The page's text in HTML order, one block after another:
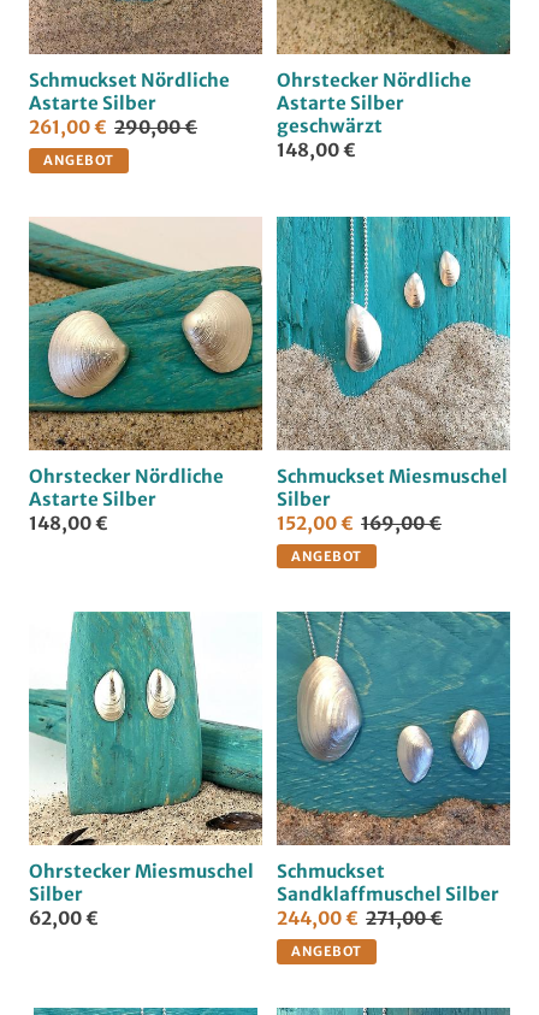
Schmuckset Nördliche
Astarte Silber
261,00 € 290,00 €
ANGEBOT
Ohrstecker Nördliche
Astarte Silber
geschwärzt
148,00 €
Ohrstecker Nördliche
Astarte Silber
148,00 €
Schmuckset Miesmuschel
Silber
152,00 € 169,00 €
ANGEBOT
Ohrstecker Miesmuschel
Silber
62,00 €
Schmuckset
Sandklaffmuschel Silber
244,00 € 271,00 €
ANGEBOT